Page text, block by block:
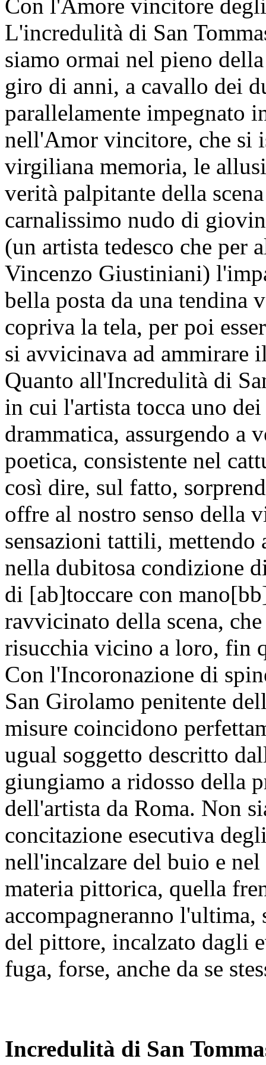
Con l'Amore vincitore
L'incredulità di San
siamo ormai nel pieno
giro di anni, a cavallo dei
parallelamente impegnato
nell'Amor vincitore, che si
virgiliana memoria, le
verità palpitante della
carnalissimo nudo di
(un artista tedesco che
Vincenzo Giustiniani)
bella posta da una tendina
copriva la tela, per poi
si avvicinava ad ammirare
Quanto all'Incredulità di
in cui l'artista tocca uno
drammatica, assurgendo a
poetica, consistente nel
così dire, sul fatto,
offre al nostro senso della
sensazioni tattili, mettendo
nella dubitosa condizione
di [ab]toccare con
ravvicinato della scena,
risucchia vicino a loro, fin
Con l'Incoronazione di
San Girolamo penitente
misure coincidono
ugual soggetto descritto
giungiamo a ridosso della
dell'artista da Roma. Non
concitazione esecutiva
nell'incalzare del buio e
materia pittorica, quella
accompagneranno l'ultima,
del pittore, incalzato dagli
fuga, forse, anche da se
Incredulità di San